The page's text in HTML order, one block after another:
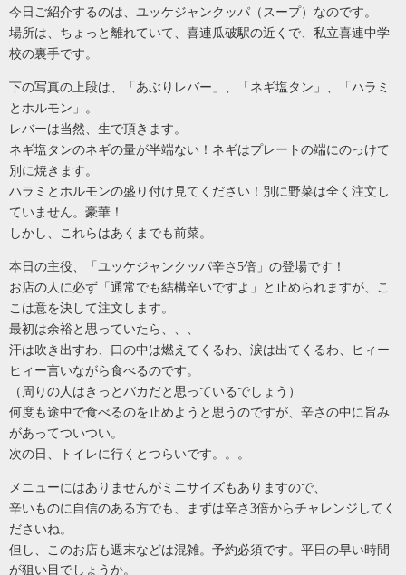
今日ご紹介するのは、ユッケジャンクッパ（スープ）なのです。
場所は、ちょっと離れていて、喜連瓜破駅の近くで、私立喜連中学
校の裏手です。
下の写真の上段は、「あぶりレバー」、「ネギ塩タン」、「ハラミ
とホルモン」。
レバーは当然、生で頂きます。
ネギ塩タンのネギの量が半端ない！ネギはプレートの端にのっけて
別に焼きます。
ハラミとホルモンの盛り付け見てください！別に野菜は全く注文し
ていません。豪華！
しかし、これらはあくまでも前菜。
本日の主役、「ユッケジャンクッパ辛さ 5倍」の登場です！
お店の人に必ず「通常でも結構辛いですよ」と止められますが、こ
こは意を決して注文します。
最初は余裕と思っていたら、、、
汗は吹き出すわ、口の中は燃えてくるわ、涙は出てくるわ、ヒィー
ヒィー言いながら食べるのです。
（周りの人はきっとバカだと思っているでしょう）
何度も途中で食べるのを止めようと思うのですが、辛さの中に旨み
があってついつい。
次の日、トイレに行くとつらいです。。。
メニューにはありませんがミニサイズもありますので、
辛いものに自信のある方でも、まずは辛さ 3倍からチャレンジしてく
ださいね。
但し、このお店も週末などは混雑。予約必須です。平日の早い時間
が狙い目でしょうか。